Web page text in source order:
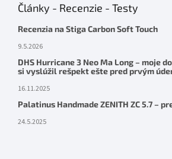
Články - Recenzie - Testy
Recenzia na Stiga Carbon Soft Touch
9.5.2026
DHS Hurricane 3 Neo Ma Long – moje
si vyslúžil rešpekt ešte pred prvým
16.11.2025
Palatinus Handmade ZENITH ZC 5.7 –
24.5.2025